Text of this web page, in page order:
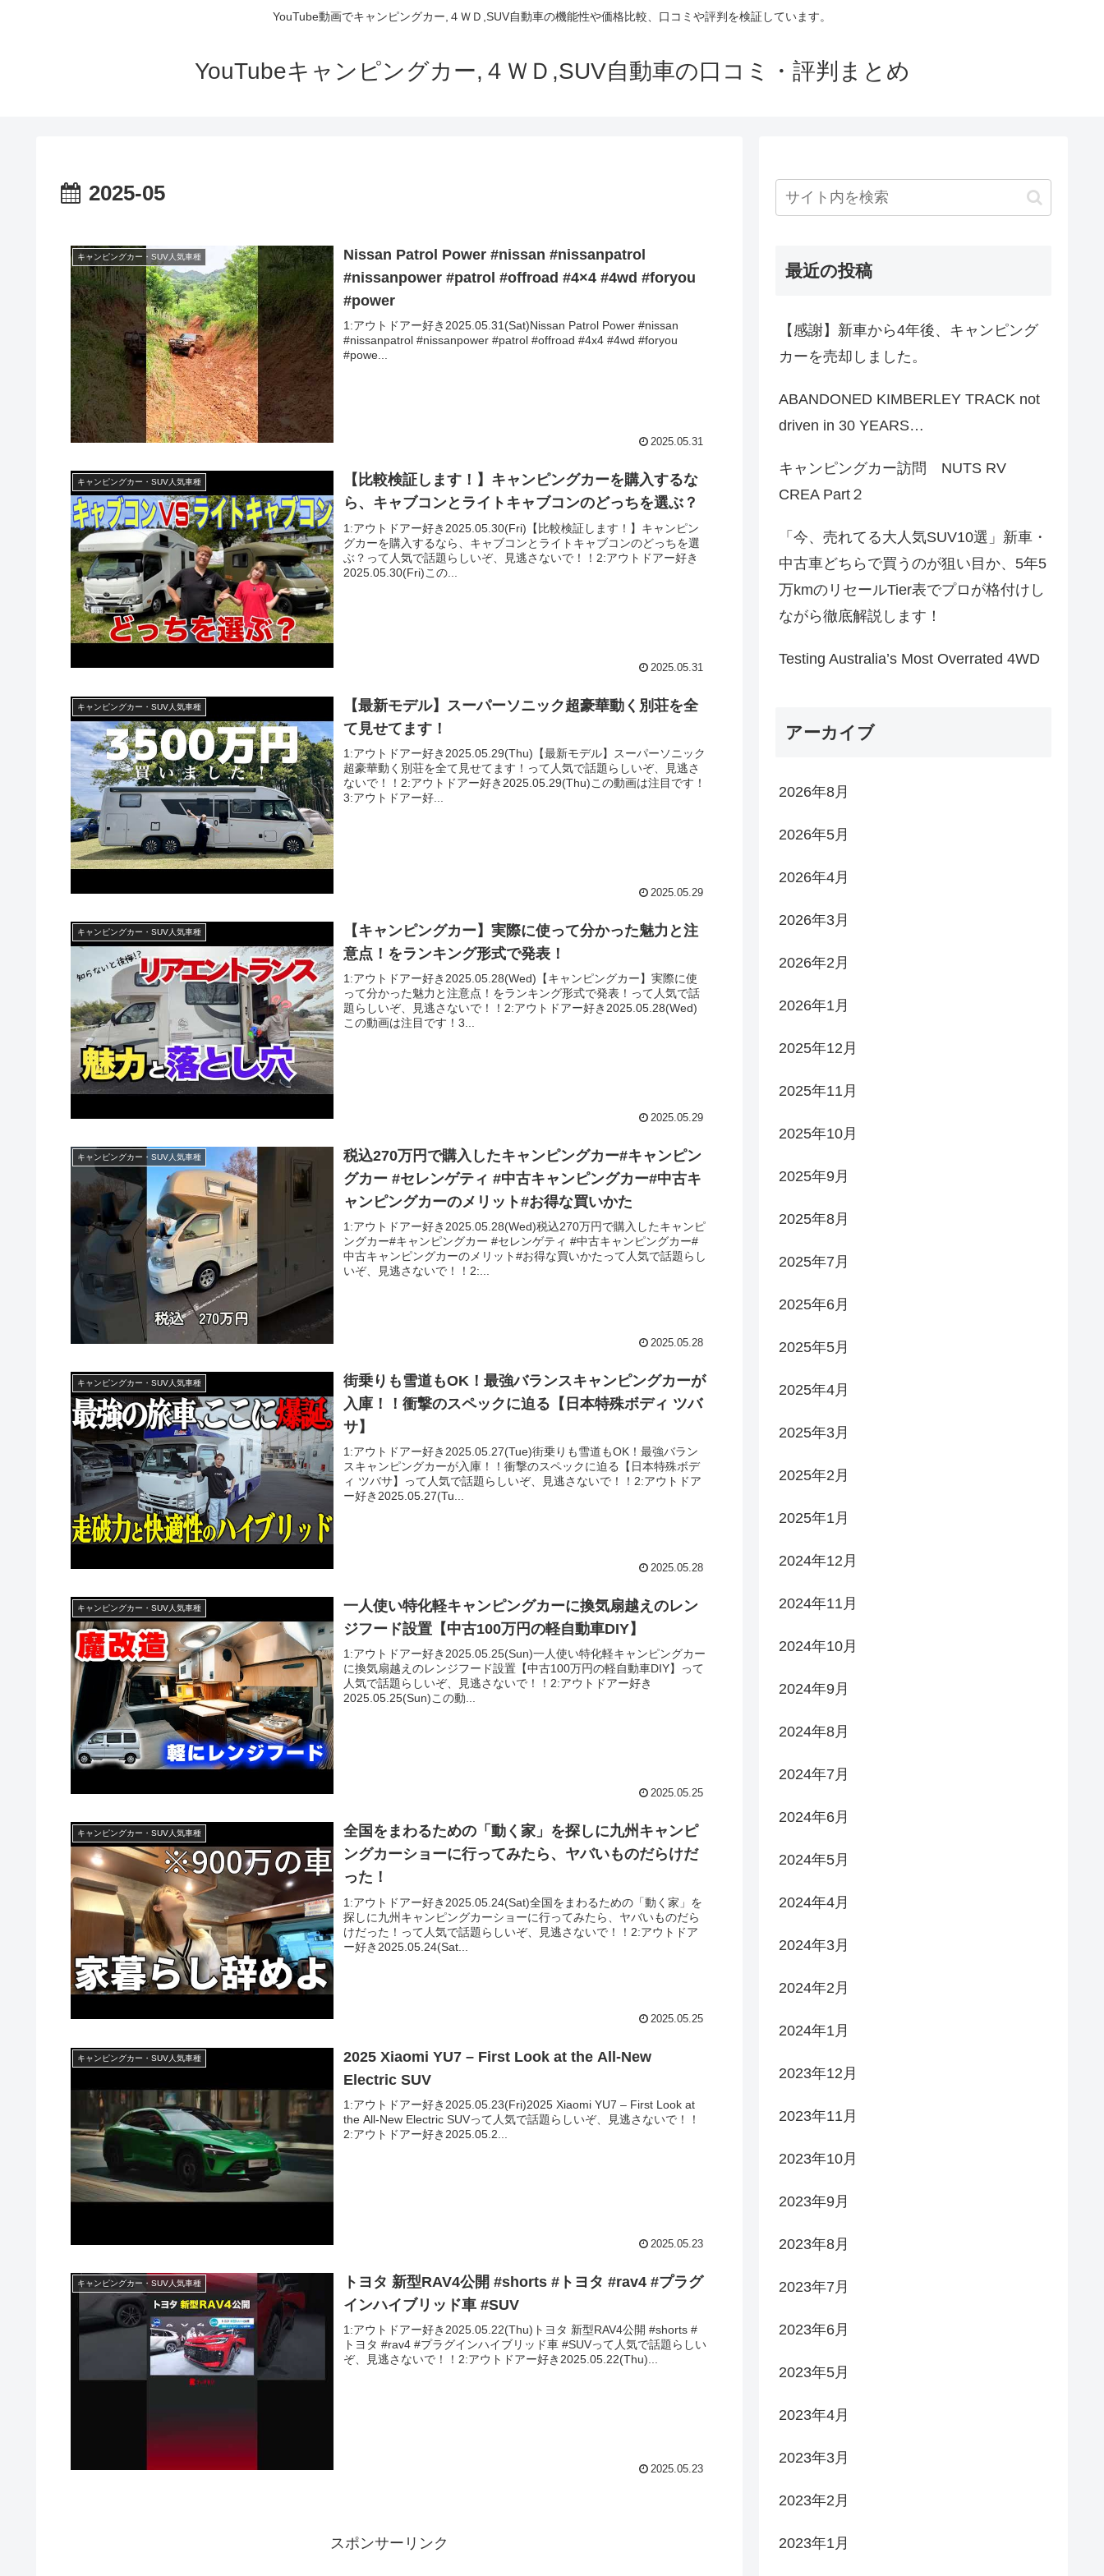
YouTube動画でキャンピングカー,４ＷＤ,SUV自動車の機能性や価格比較、口コミや評判を検証しています。
YouTubeキャンピングカー,４ＷＤ,SUV自動車の口コミ・評判まとめ
2025-05
キャンピングカー・SUV人気車種
Nissan Patrol Power #nissan #nissanpatrol
#nissanpower #patrol #offroad #4×4 #4wd #foryou
#power
1:アウトドアー好き2025.05.31(Sat)Nissan Patrol Power #nissan
#nissanpatrol #nissanpower #patrol #offroad #4x4 #4wd #foryou
#powe...
2025.05.31
キャンピングカー・SUV人気車種
【比較検証します！】キャンピングカーを購入するな
ら、キャブコンとライトキャブコンのどっちを選ぶ？
1:アウトドアー好き2025.05.30(Fri)【比較検証します！】キャンピン
グカーを購入するなら、キャブコンとライトキャブコンのどっちを選
ぶ？って人気で話題らしいぞ、見逃さないで！！2:アウトドアー好き
2025.05.30(Fri)この...
2025.05.31
キャンピングカー・SUV人気車種
【最新モデル】スーパーソニック超豪華動く別荘を全
て見せてます！
1:アウトドアー好き2025.05.29(Thu)【最新モデル】スーパーソニック
超豪華動く別荘を全て見せてます！って人気で話題らしいぞ、見逃さ
ないで！！2:アウトドアー好き2025.05.29(Thu)この動画は注目です！
3:アウトドアー好...
2025.05.29
キャンピングカー・SUV人気車種
【キャンピングカー】実際に使って分かった魅力と注
意点！をランキング形式で発表！
1:アウトドアー好き2025.05.28(Wed)【キャンピングカー】実際に使
って分かった魅力と注意点！をランキング形式で発表！って人気で話
題らしいぞ、見逃さないで！！2:アウトドアー好き2025.05.28(Wed)
この動画は注目です！3...
2025.05.29
キャンピングカー・SUV人気車種
税込270万円で購入したキャンピングカー#キャンピン
グカー #セレンゲティ #中古キャンピングカー#中古キ
ャンピングカーのメリット#お得な買いかた
1:アウトドアー好き2025.05.28(Wed)税込270万円で購入したキャンピ
ングカー#キャンピングカー #セレンゲティ #中古キャンピングカー#
中古キャンピングカーのメリット#お得な買いかたって人気で話題らし
いぞ、見逃さないで！！2:...
2025.05.28
キャンピングカー・SUV人気車種
街乗りも雪道もOK！最強バランスキャンピングカーが
入庫！！衝撃のスペックに迫る【日本特殊ボディ ツバ
サ】
1:アウトドアー好き2025.05.27(Tue)街乗りも雪道もOK！最強バラン
スキャンピングカーが入庫！！衝撃のスペックに迫る【日本特殊ボデ
ィ ツバサ】って人気で話題らしいぞ、見逃さないで！！2:アウトドア
ー好き2025.05.27(Tu...
2025.05.28
キャンピングカー・SUV人気車種
一人使い特化軽キャンピングカーに換気扇越えのレン
ジフード設置【中古100万円の軽自動車DIY】
1:アウトドアー好き2025.05.25(Sun)一人使い特化軽キャンピングカー
に換気扇越えのレンジフード設置【中古100万円の軽自動車DIY】って
人気で話題らしいぞ、見逃さないで！！2:アウトドアー好き
2025.05.25(Sun)この動...
2025.05.25
キャンピングカー・SUV人気車種
全国をまわるための「動く家」を探しに九州キャンピ
ングカーショーに行ってみたら、ヤバいものだらけだ
った！
1:アウトドアー好き2025.05.24(Sat)全国をまわるための「動く家」を
探しに九州キャンピングカーショーに行ってみたら、ヤバいものだら
けだった！って人気で話題らしいぞ、見逃さないで！！2:アウトドア
ー好き2025.05.24(Sat...
2025.05.25
キャンピングカー・SUV人気車種
2025 Xiaomi YU7 – First Look at the All-New
Electric SUV
1:アウトドアー好き2025.05.23(Fri)2025 Xiaomi YU7 – First Look at
the All-New Electric SUVって人気で話題らしいぞ、見逃さないで！！
2:アウトドアー好き2025.05.2...
2025.05.23
キャンピングカー・SUV人気車種
トヨタ 新型RAV4公開 #shorts #トヨタ #rav4 #プラグ
インハイブリッド車 #SUV
1:アウトドアー好き2025.05.22(Thu)トヨタ 新型RAV4公開 #shorts #
トヨタ #rav4 #プラグインハイブリッド車 #SUVって人気で話題らしい
ぞ、見逃さないで！！2:アウトドアー好き2025.05.22(Thu)...
2025.05.23
スポンサーリンク
最近の投稿
【感謝】新車から4年後、キャンピング
カーを売却しました。
ABANDONED KIMBERLEY TRACK not
driven in 30 YEARS…
キャンピングカー訪問 NUTS RV
CREA Part２
「今、売れてる大人気SUV10選」新車・
中古車どちらで買うのが狙い目か、5年5
万kmのリセールTier表でプロが格付けし
ながら徹底解説します！
Testing Australia’s Most Overrated 4WD
アーカイブ
2026年8月
2026年5月
2026年4月
2026年3月
2026年2月
2026年1月
2025年12月
2025年11月
2025年10月
2025年9月
2025年8月
2025年7月
2025年6月
2025年5月
2025年4月
2025年3月
2025年2月
2025年1月
2024年12月
2024年11月
2024年10月
2024年9月
2024年8月
2024年7月
2024年6月
2024年5月
2024年4月
2024年3月
2024年2月
2024年1月
2023年12月
2023年11月
2023年10月
2023年9月
2023年8月
2023年7月
2023年6月
2023年5月
2023年4月
2023年3月
2023年2月
2023年1月